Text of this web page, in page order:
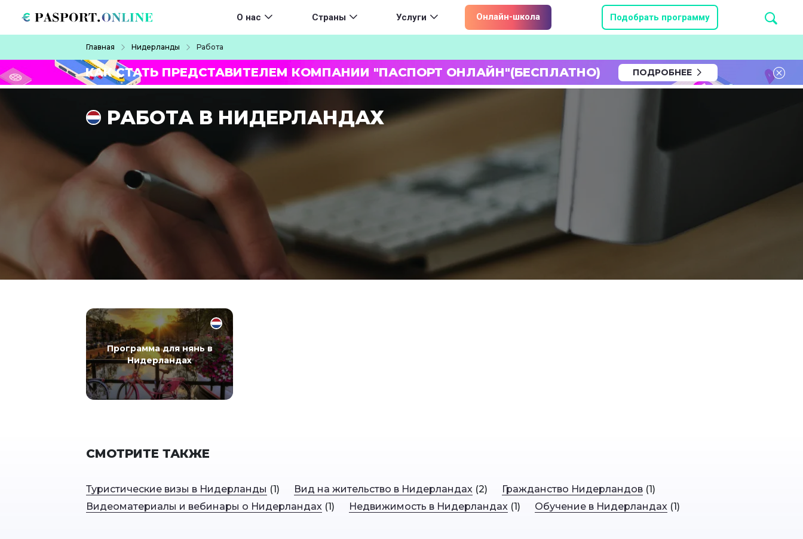
Main navigation
О нас Страны Услуги Онлайн-школа Подобрать программу
Главная Нидерланды Работа
КАК СТАТЬ ПРЕДСТАВИТЕЛЕМ КОМПАНИИ "ПАСПОРТ ОНЛАЙН"(БЕСПЛАТНО) ПОДРОБНЕЕ
РАБОТА В НИДЕРЛАНДАХ
Программа для нянь в
Нидерландах
СМОТРИТЕ ТАКЖЕ
Туристические визы в Нидерланды (1) Вид на жительство в Нидерландах (2) Гражданство Нидерландов (1)
Видеоматериалы и вебинары о Нидерландах (1) Недвижимость в Нидерландах (1) Обучение в Нидерландах (1)